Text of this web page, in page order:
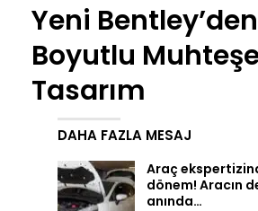
Yeni
Boyutlu
Tasarım
DAHA FAZLA MESAJ
Araç
dönem! Aracın
anında…